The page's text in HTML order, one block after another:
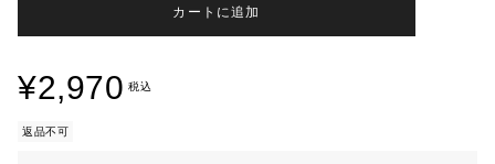
カートに追加
¥2,970 税込
返品不可